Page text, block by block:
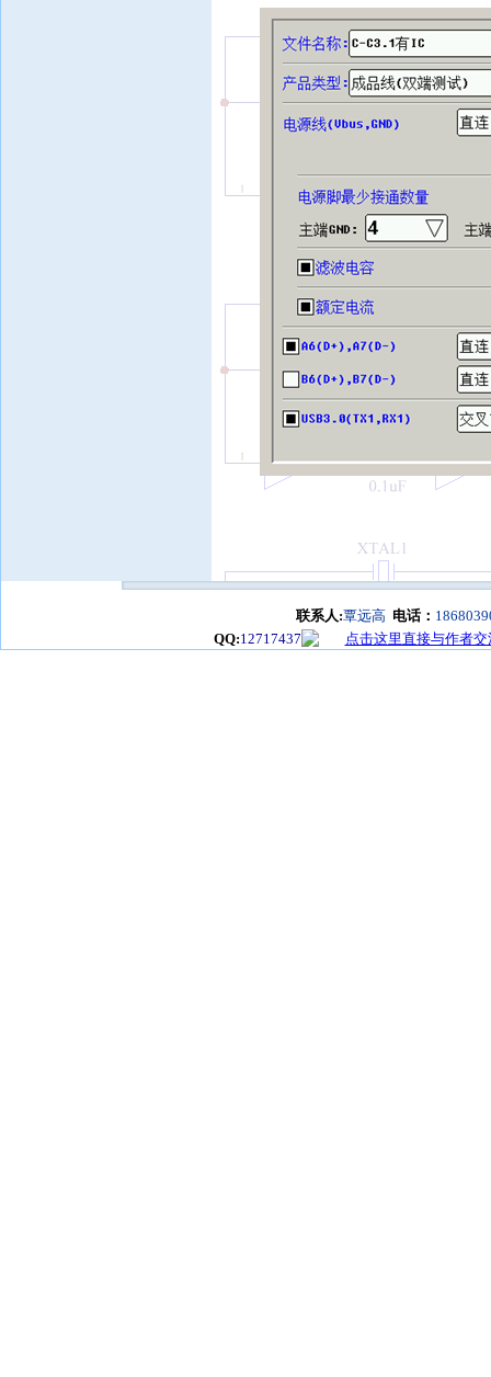
联系人:覃远高 电话：
QQ:12717437